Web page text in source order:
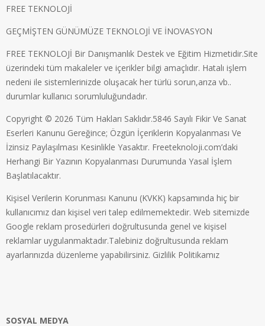
FREE TEKNOLOJİ
GEÇMİŞTEN GÜNÜMÜZE TEKNOLOJİ VE İNOVASYON
FREE TEKNOLOJİ Bir Danışmanlık Destek ve Eğitim Hizmetidir.Site
üzerindeki tüm makaleler ve içerikler bilgi amaçlıdır. Hatalı işlem
nedeni ile sistemlerinizde oluşacak her türlü sorun,arıza vb..
durumlar kullanıcı sorumluluğundadır.
Copyright © 2026 Tüm Hakları Saklıdır.5846 Sayılı Fikir Ve Sanat
Eserleri Kanunu Gereğince; Özgün İçeriklerin Kopyalanması Ve
İzinsiz Paylaşılması Kesinlikle Yasaktır. Freeteknoloji.com’daki
Herhangi Bir Yazının Kopyalanması Durumunda Yasal İşlem
Başlatılacaktır.
Kişisel Verilerin Korunması Kanunu (KVKK) kapsamında hiç bir
kullanıcımız dan kişisel veri talep edilmemektedir. Web sitemizde
Google reklam prosedürleri doğrultusunda genel ve kişisel
reklamlar uygulanmaktadır.Talebiniz doğrultusunda reklam
ayarlarınızda düzenleme yapabilirsiniz. Gizlilik Politikamız
SOSYAL MEDYA